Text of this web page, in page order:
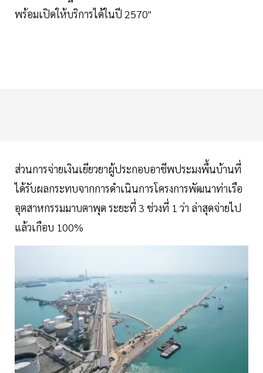
พร้อมเปิดให้บริการได้ในปี 2570"
ส่วนการจ่ายเงินเยียวยาผู้ประกอบอาชีพประมงพื้นบ้านที่
ได้รับผลกระทบจากการดำเนินการโครงการพัฒนาท่าเรือ
อุตสาหกรรมมาบตาพุด ระยะที่ 3 ช่วงที่ 1 ว่า ล่าสุดจ่ายไป
แล้วเกือบ 100%